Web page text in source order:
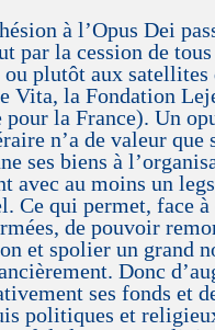
à l’Opus Dei
par la cession de tous
plutôt aux
Vita, la Fondation
pour la France). Un
n’a de valeur que
ses biens à
avec au moins un
Ce qui permet, face
de pouvoir
et spolier un grand
Donc
ses fonds et
politiques et